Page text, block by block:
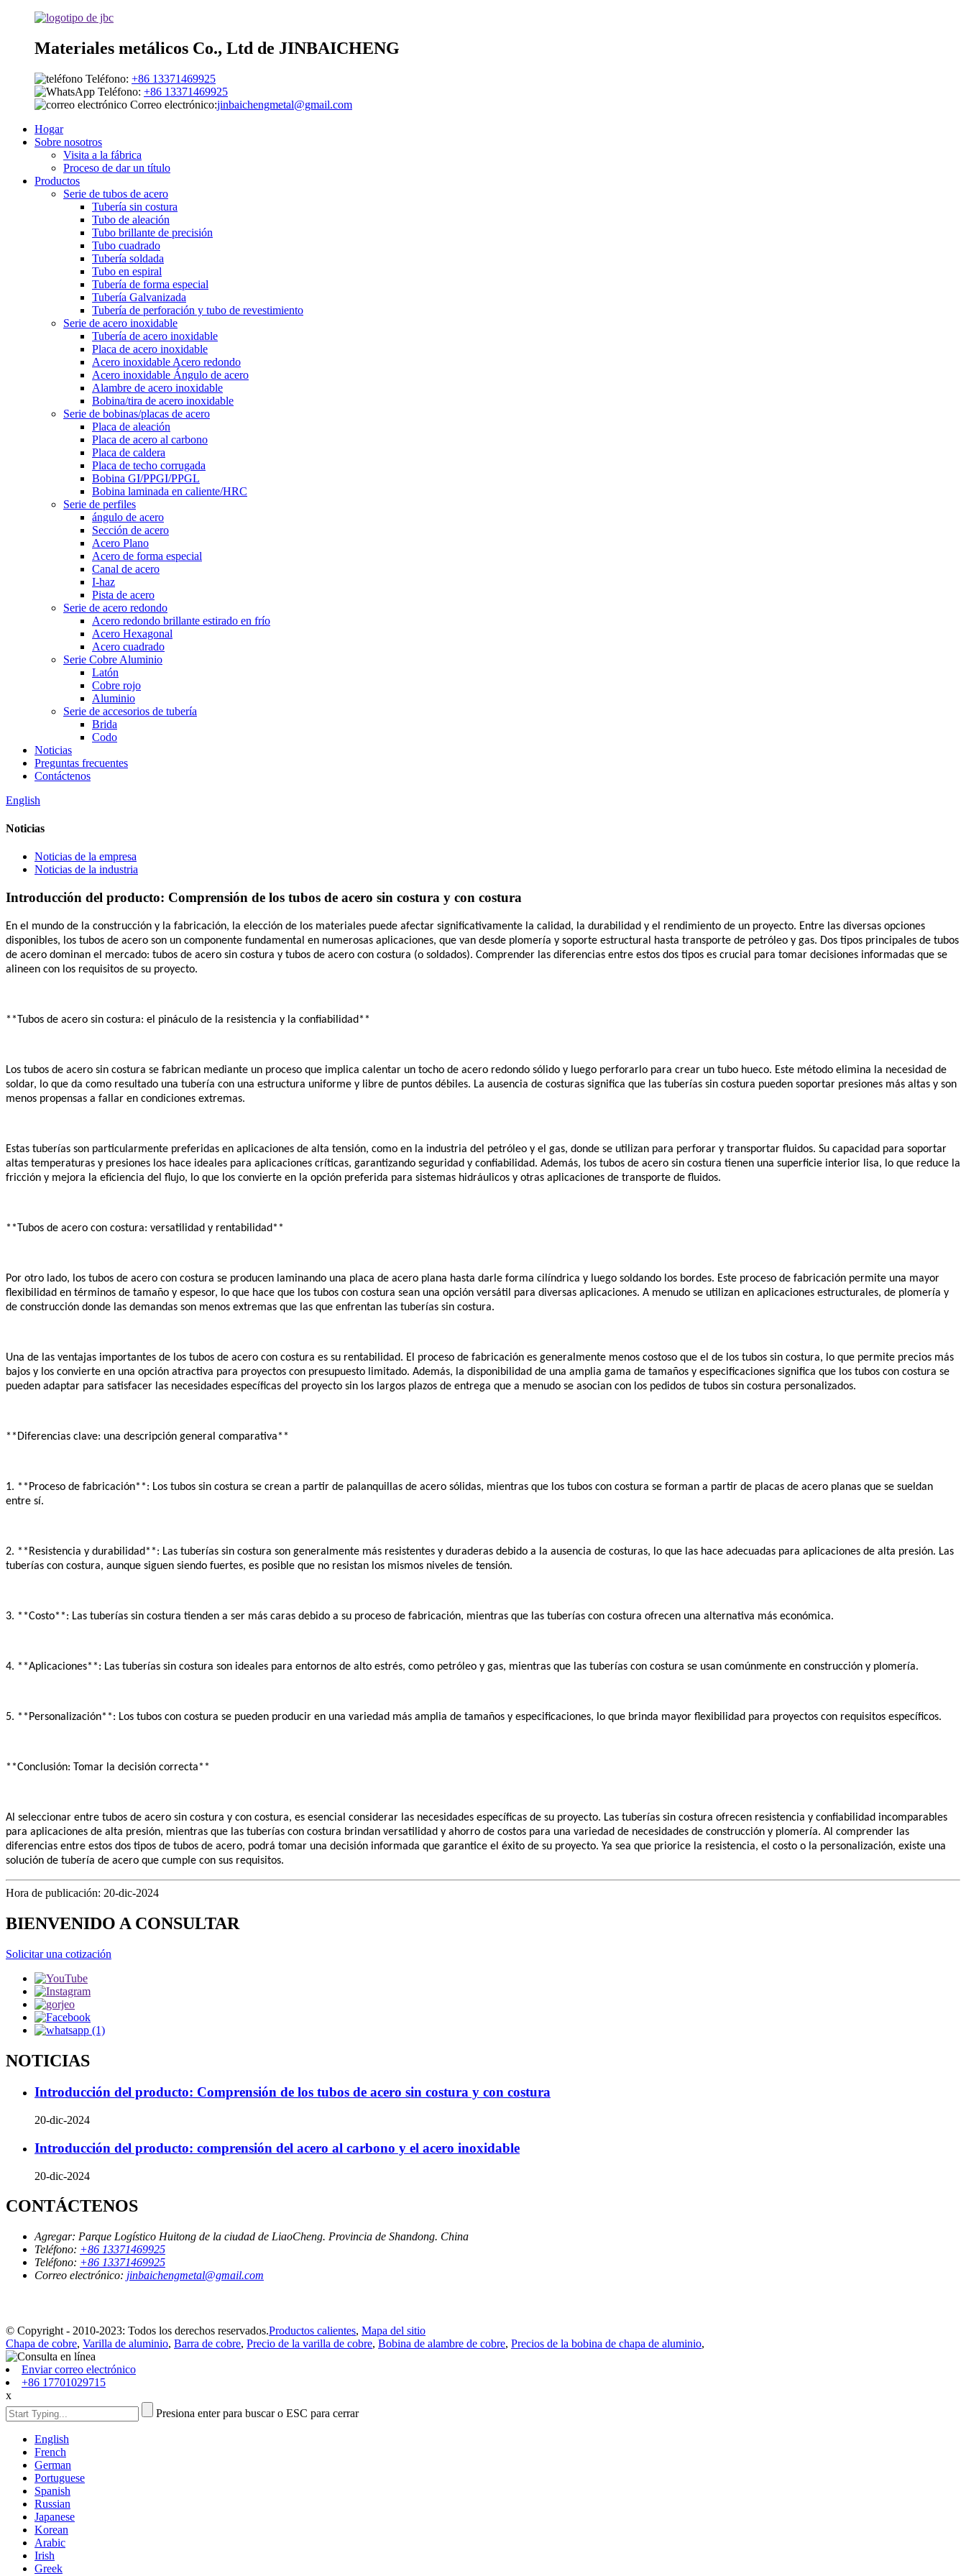
Materiales metálicos Co., Ltd de JINBAICHENG
Teléfono: +86 13371469925
Teléfono: +86 13371469925
Correo electrónico:jinbaichengmetal@gmail.com
Hogar
Sobre nosotros
Visita a la fábrica
Proceso de dar un título
Productos
Serie de tubos de acero
Tubería sin costura
Tubo de aleación
Tubo brillante de precisión
Tubo cuadrado
Tubería soldada
Tubo en espiral
Tubería de forma especial
Tubería Galvanizada
Tubería de perforación y tubo de revestimiento
Serie de acero inoxidable
Tubería de acero inoxidable
Placa de acero inoxidable
Acero inoxidable Acero redondo
Acero inoxidable Ángulo de acero
Alambre de acero inoxidable
Bobina/tira de acero inoxidable
Serie de bobinas/placas de acero
Placa de aleación
Placa de acero al carbono
Placa de caldera
Placa de techo corrugada
Bobina GI/PPGI/PPGL
Bobina laminada en caliente/HRC
Serie de perfiles
ángulo de acero
Sección de acero
Acero Plano
Acero de forma especial
Canal de acero
I-haz
Pista de acero
Serie de acero redondo
Acero redondo brillante estirado en frío
Acero Hexagonal
Acero cuadrado
Serie Cobre Aluminio
Latón
Cobre rojo
Aluminio
Serie de accesorios de tubería
Brida
Codo
Noticias
Preguntas frecuentes
Contáctenos
English
Noticias
Noticias de la empresa
Noticias de la industria
Introducción del producto: Comprensión de los tubos de acero sin costura y con costura
En el mundo de la construcción y la fabricación, la elección de los materiales puede afectar significativamente la calidad, la durabilidad y el rendimiento de un proyecto. Entre las diversas opciones
disponibles, los tubos de acero son un componente fundamental en numerosas aplicaciones, que van desde plomería y soporte estructural hasta transporte de petróleo y gas. Dos tipos principales de tubos
de acero dominan el mercado: tubos de acero sin costura y tubos de acero con costura (o soldados). Comprender las diferencias entre estos dos tipos es crucial para tomar decisiones informadas que se
alineen con los requisitos de su proyecto.
**Tubos de acero sin costura: el pináculo de la resistencia y la confiabilidad**
Los tubos de acero sin costura se fabrican mediante un proceso que implica calentar un tocho de acero redondo sólido y luego perforarlo para crear un tubo hueco. Este método elimina la necesidad de
soldar, lo que da como resultado una tubería con una estructura uniforme y libre de puntos débiles. La ausencia de costuras significa que las tuberías sin costura pueden soportar presiones más altas y son
menos propensas a fallar en condiciones extremas.
Estas tuberías son particularmente preferidas en aplicaciones de alta tensión, como en la industria del petróleo y el gas, donde se utilizan para perforar y transportar fluidos. Su capacidad para soportar
altas temperaturas y presiones los hace ideales para aplicaciones críticas, garantizando seguridad y confiabilidad. Además, los tubos de acero sin costura tienen una superficie interior lisa, lo que reduce la
fricción y mejora la eficiencia del flujo, lo que los convierte en la opción preferida para sistemas hidráulicos y otras aplicaciones de transporte de fluidos.
**Tubos de acero con costura: versatilidad y rentabilidad**
Por otro lado, los tubos de acero con costura se producen laminando una placa de acero plana hasta darle forma cilíndrica y luego soldando los bordes. Este proceso de fabricación permite una mayor
flexibilidad en términos de tamaño y espesor, lo que hace que los tubos con costura sean una opción versátil para diversas aplicaciones. A menudo se utilizan en aplicaciones estructurales, de plomería y
de construcción donde las demandas son menos extremas que las que enfrentan las tuberías sin costura.
Una de las ventajas importantes de los tubos de acero con costura es su rentabilidad. El proceso de fabricación es generalmente menos costoso que el de los tubos sin costura, lo que permite precios más
bajos y los convierte en una opción atractiva para proyectos con presupuesto limitado. Además, la disponibilidad de una amplia gama de tamaños y especificaciones significa que los tubos con costura se
pueden adaptar para satisfacer las necesidades específicas del proyecto sin los largos plazos de entrega que a menudo se asocian con los pedidos de tubos sin costura personalizados.
**Diferencias clave: una descripción general comparativa**
1. **Proceso de fabricación**: Los tubos sin costura se crean a partir de palanquillas de acero sólidas, mientras que los tubos con costura se forman a partir de placas de acero planas que se sueldan
entre sí.
2. **Resistencia y durabilidad**: Las tuberías sin costura son generalmente más resistentes y duraderas debido a la ausencia de costuras, lo que las hace adecuadas para aplicaciones de alta presión. Las
tuberías con costura, aunque siguen siendo fuertes, es posible que no resistan los mismos niveles de tensión.
3. **Costo**: Las tuberías sin costura tienden a ser más caras debido a su proceso de fabricación, mientras que las tuberías con costura ofrecen una alternativa más económica.
4. **Aplicaciones**: Las tuberías sin costura son ideales para entornos de alto estrés, como petróleo y gas, mientras que las tuberías con costura se usan comúnmente en construcción y plomería.
5. **Personalización**: Los tubos con costura se pueden producir en una variedad más amplia de tamaños y especificaciones, lo que brinda mayor flexibilidad para proyectos con requisitos específicos.
**Conclusión: Tomar la decisión correcta**
Al seleccionar entre tubos de acero sin costura y con costura, es esencial considerar las necesidades específicas de su proyecto. Las tuberías sin costura ofrecen resistencia y confiabilidad incomparables
para aplicaciones de alta presión, mientras que las tuberías con costura brindan versatilidad y ahorro de costos para una variedad de necesidades de construcción y plomería. Al comprender las
diferencias entre estos dos tipos de tubos de acero, podrá tomar una decisión informada que garantice el éxito de su proyecto. Ya sea que priorice la resistencia, el costo o la personalización, existe una
solución de tubería de acero que cumple con sus requisitos.
Hora de publicación: 20-dic-2024
BIENVENIDO A CONSULTAR
Solicitar una cotización
NOTICIAS
Introducción del producto: Comprensión de los tubos de acero sin costura y con costura
20-dic-2024
Introducción del producto: comprensión del acero al carbono y el acero inoxidable
20-dic-2024
CONTÁCTENOS
Agregar: Parque Logístico Huitong de la ciudad de LiaoCheng. Provincia de Shandong. China
Teléfono: +86 13371469925
Teléfono: +86 13371469925
Correo electrónico: jinbaichengmetal@gmail.com
© Copyright - 2010-2023: Todos los derechos reservados.Productos calientes, Mapa del sitio
Chapa de cobre, Varilla de aluminio, Barra de cobre, Precio de la varilla de cobre, Bobina de alambre de cobre, Precios de la bobina de chapa de aluminio,
Enviar correo electrónico
+86 17701029715
x
Presiona enter para buscar o ESC para cerrar
English
French
German
Portuguese
Spanish
Russian
Japanese
Korean
Arabic
Irish
Greek